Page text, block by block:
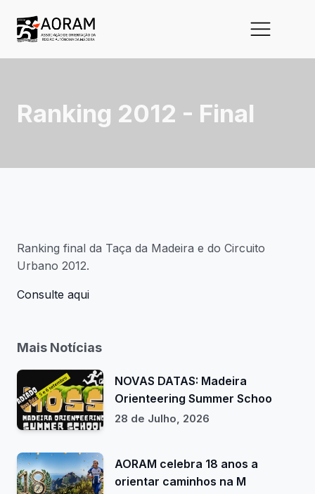
Ranking 2012 - Final
Ranking final da Taça da Madeira e do Circuito
Urbano 2012.
Consulte aqui
Mais Notícias
NOVAS DATAS: Madeira
Orienteering Summer Schoo
28 de Julho, 2026
AORAM celebra 18 anos a
orientar caminhos na M